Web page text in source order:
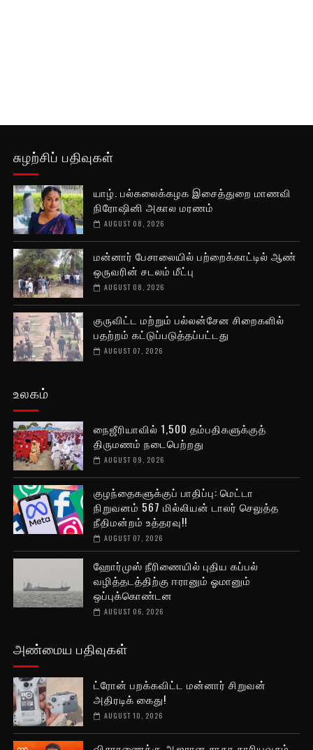
சுழற்சிப் பதிவுகள்
யாழ். பல்கலைக்கழக இசைத்துறை மாணவி
நிரோஷினி அகால மரணம்
AUGUST 08, 2026
மன்னார் பேசாலையில் பற்றைக்காட்டில் ஆண்
ஒருவரின் சடலம் மீட்பு
AUGUST 08, 2026
குருவிட்ட மற்றும் பல்லன்சேன சிறைகளில்
பதற்றம் கட்டுப்படுத்தப்பட்டது
AUGUST 07, 2026
உலகம்
நைஜீரியாவில் 1,500 தம்பதிகளுக்குத்
திருமணம் நடைபெற்றது
AUGUST 09, 2026
குழந்தைகளுக்குப் பாதிப்பு: மெட்டா
நிறுவனம் 567 மில்லியன் டாலர் செலுத்த
நீதிமன்றம் உத்தரவு!!
AUGUST 07, 2026
ஹோர்முஸ் நீரிணையில் புதிய கப்பல்
வழித்தடத்திற்கு ஈரானும் ஓமானும்
ஒப்புக்கொண்டன
AUGUST 06, 2026
அண்மைய பதிவுகள்
ட்ரோன் பறக்கவிட்ட மன்னார் சிறுவன்
அதிரடிக் கைது!
AUGUST 10, 2026